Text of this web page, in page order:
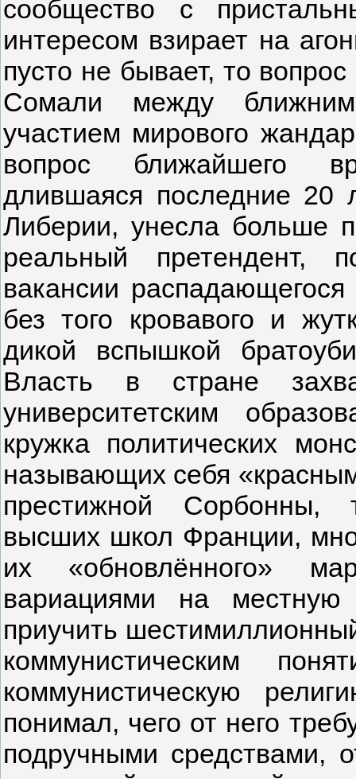
сообщество с
интересом взирает на
пусто не бывает, то
Сомали между
участием мирового
вопрос ближайшего
длившаяся последние 20
Либерии, унесла больше
реальный претендент,
вакансии
без того кровавого и
дикой вспышкой
Власть в стране
университетским
кружка политических
называющих себя
престижной Сорбонны,
высших школ Франции,
их «обновлённого»
вариациями на
приучить
коммунистическим
коммунистическую
понимал, чего от него
подручными средствами,